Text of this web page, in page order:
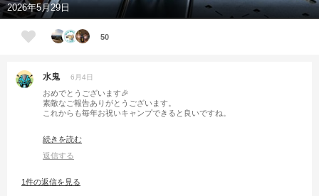
2026年5月29日
50
水鬼 6月4日
おめでとうございます🎉
素敵なご報告ありがとうございます。
これからも毎年お祝いキャンプできると良いですね。
続きを読む
返信する
1件の返信を見る